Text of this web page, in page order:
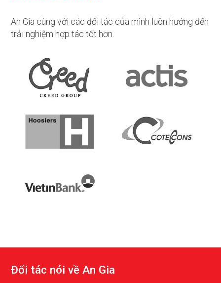
An Gia cùng với các đối tác của mình luôn hướng đến
trải nghiệm hợp tác tốt hơn.
Đối tác nói về An Gia